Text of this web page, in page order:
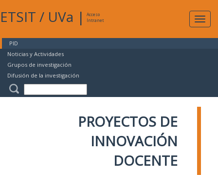
ETSIT / UVa |
Acceso
Intranet
PID
Noticias y Actividades
Grupos de investigación
Difusión de la investigación
PROYECTOS DE
INNOVACIÓN
DOCENTE